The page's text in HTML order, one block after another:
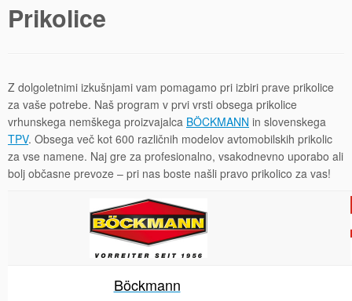
Prikolice
Z dolgoletnimi izkušnjami vam pomagamo pri izbiri prave prikolice
za vaše potrebe. Naš program v prvi vrsti obsega prikolice
vrhunskega nemškega proizvajalca BÖCKMANN in slovenskega
TPV. Obsega več kot 600 različnih modelov avtomobilskih prikolic
za vse namene. Naj gre za profesionalno, vsakodnevno uporabo ali
bolj občasne prevoze – pri nas boste našli pravo prikolico za vas!
Böckmann